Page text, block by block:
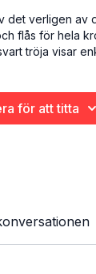
det verligen av
flås för hela
tröja visar
och
för att titta